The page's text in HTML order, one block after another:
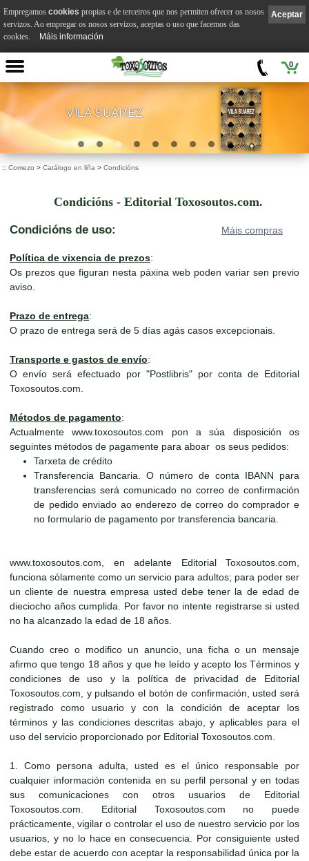
0
VILA SUÁREZ
:: Comezo > Catálogo en liña > Condicións
Condicións - Editorial Toxosoutos.com.
Máis compras
Condicións de uso:
Política de vixencia de prezos:
Os prezos que figuran nesta páxina web poden variar sen previo
aviso.
Prazo de entrega:
O prazo de entrega será de 5 días agás casos excepcionais.
Transporte e gastos de envío:
O envío será efectuado por "Postlibris" por conta de Editorial
Toxosoutos.com.
Métodos de pagamento:
Actualmente www.toxosoutos.com pon a súa disposición os
seguintes métodos de pagamente para aboar os seus pedidos:
Tarxeta de crédito
Transferencia Bancaria. O número de conta IBANN para
transferencias será comunicado no correo de confirmación
de pedido enviado ao enderezo de correo do comprador e
no formulario de pagamento por transferencia bancaria.
www.toxosoutos.com, en adelante Editorial Toxosoutos.com,
funciona sólamente como un servicio para adultos; para poder ser
un cliente de nuestra empresa usted debe tener la de edad de
dieciocho años cumplida. Por favor no intente registrarse si usted
no ha alcanzado la edad de 18 años.
Cuando creo o modifico un anuncio, una ficha o un mensaje
afirmo que tengo 18 años y que he leído y acepto los Términos y
condiciones de uso y la política de privacidad de Editorial
Toxosoutos.com, y pulsando el botón de confirmación, usted será
registrado como usuario y con la condición de aceptar los
términos y las condiciones descritas abajo, y aplicables para el
uso del servicio proporcionado por Editorial Toxosoutos.com.
1. Como persona adulta, usted es el único responsable por
cualquier información contenida en su perfil personal y en todas
sus comunicaciones con otros usuarios de Editorial
Toxosoutos.com. Editorial Toxosoutos.com no puede
prácticamente, vigilar o controlar el uso de nuestro servicio por los
usuarios, y no lo hace en consecuencia. Por consiguiente usted
debe estar de acuerdo con aceptar la responsabilidad única por la
Aceptar
Empregamos cookies propias e de terceiros que nos permiten ofrecer os nosos
servizos. Ao empregar os nosos servizos, aceptas o uso que facemos das
cookies.
Máis información